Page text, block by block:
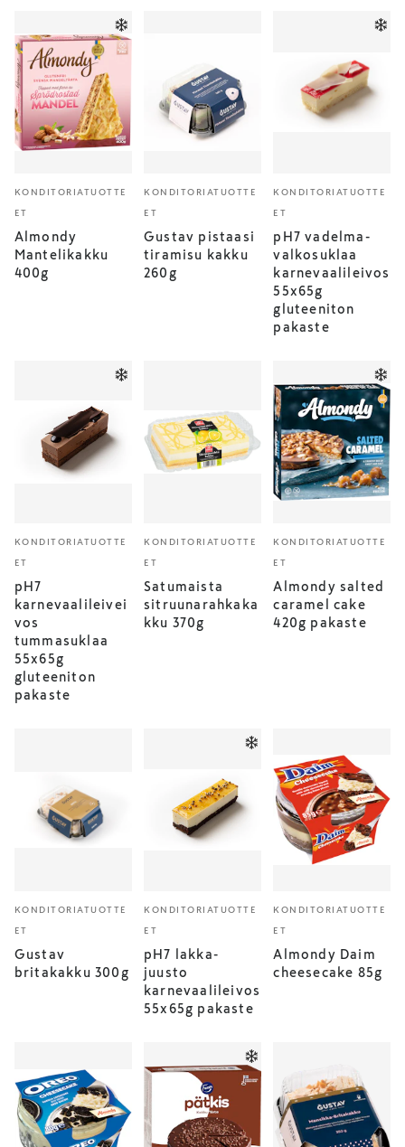
KONDITORIATUOTTE
ET
Almondy
Mantelikakku
400g
KONDITORIATUOTTE
ET
Gustav pistaasi
tiramisu kakku
260g
KONDITORIATUOTTE
ET
pH7 vadelma-
valkosuklaa
karnevaalileivos
55x65g
gluteeniton
pakaste
KONDITORIATUOTTE
ET
pH7
karnevaalileivei
vos
tummasuklaa
55x65g
gluteeniton
pakaste
KONDITORIATUOTTE
ET
Satumaista
sitruunarahkaka
kku 370g
KONDITORIATUOTTE
ET
Almondy salted
caramel cake
420g pakaste
KONDITORIATUOTTE
ET
Gustav
britakakku 300g
KONDITORIATUOTTE
ET
pH7 lakka-
juusto
karnevaalileivos
55x65g pakaste
KONDITORIATUOTTE
ET
Almondy Daim
cheesecake 85g